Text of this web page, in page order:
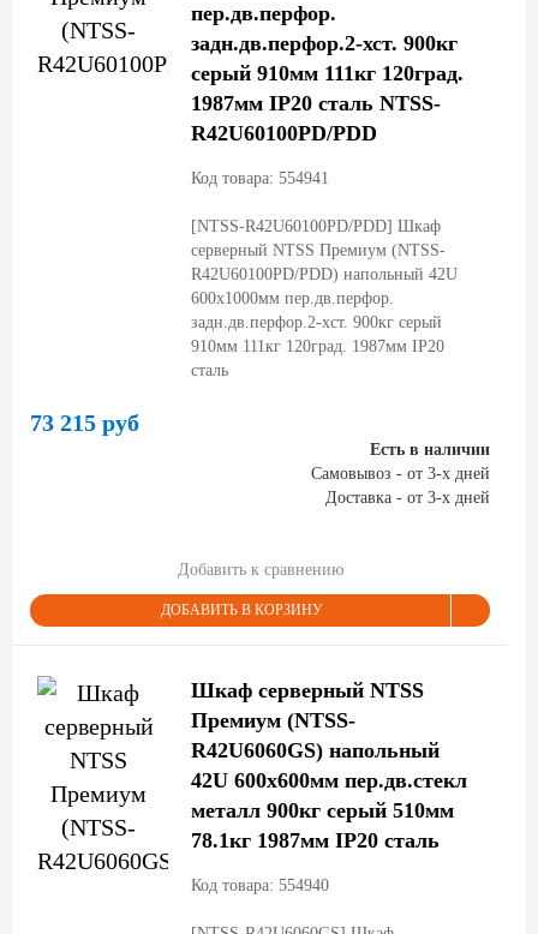
пер.дв.перфор.
задн.дв.перфор.2-хст. 900кг
серый 910мм 111кг 120град.
1987мм IP20 сталь NTSS-
R42U60100PD/PDD
Код товара: 554941
[NTSS-R42U60100PD/PDD] Шкаф
серверный NTSS Премиум (NTSS-
R42U60100PD/PDD) напольный 42U
600x1000мм пер.дв.перфор.
задн.дв.перфор.2-хст. 900кг серый
910мм 111кг 120град. 1987мм IP20
сталь
73 215 руб
Есть в наличии
Самовывоз - от 3-х дней
Доставка - от 3-х дней
Добавить к сравнению
ДОБАВИТЬ В КОРЗИНУ
Шкаф серверный NTSS
Премиум (NTSS-
R42U6060GS) напольный
42U 600x600мм пер.дв.стекл
металл 900кг серый 510мм
78.1кг 1987мм IP20 сталь
Код товара: 554940